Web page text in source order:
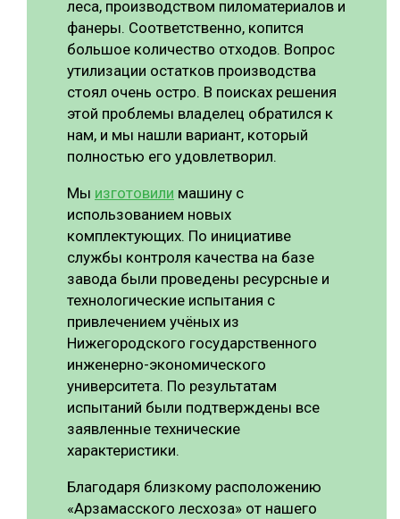
леса, производством пиломатериалов и
фанеры. Соответственно, копится
большое количество отходов. Вопрос
утилизации остатков производства
стоял очень остро. В поисках решения
этой проблемы владелец обратился к
нам, и мы нашли вариант, который
полностью его удовлетворил.
Мы изготовили машину с
использованием новых
комплектующих. По инициативе
службы контроля качества на базе
завода были проведены ресурсные и
технологические испытания с
привлечением учёных из
Нижегородского государственного
инженерно-экономического
университета. По результатам
испытаний были подтверждены все
заявленные технические
характеристики.
Благодаря близкому расположению
«Арзамасского лесхоза» от нашего